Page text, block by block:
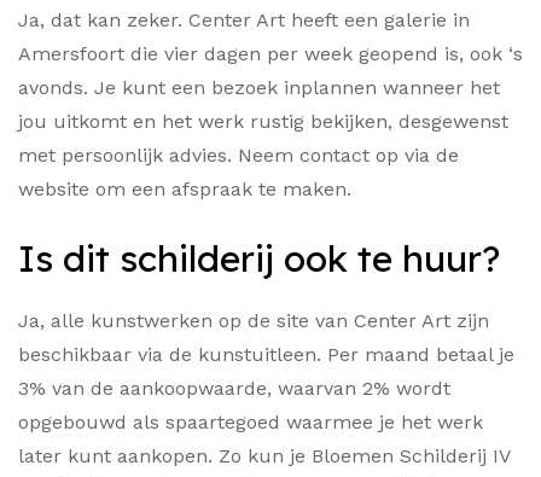
Ja, dat kan zeker. Center Art heeft een galerie in
Amersfoort die vier dagen per week geopend is, ook ‘s
avonds. Je kunt een bezoek inplannen wanneer het
jou uitkomt en het werk rustig bekijken, desgewenst
met persoonlijk advies. Neem contact op via de
website om een afspraak te maken.
Is dit schilderij ook te huur?
Ja, alle kunstwerken op de site van Center Art zijn
beschikbaar via de kunstuitleen. Per maand betaal je
3% van de aankoopwaarde, waarvan 2% wordt
opgebouwd als spaartegoed waarmee je het werk
later kunt aankopen. Zo kun je Bloemen Schilderij IV